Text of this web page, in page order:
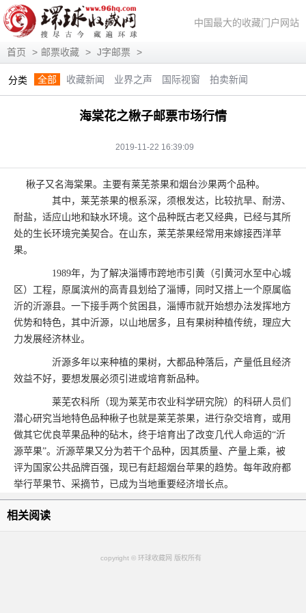
中国最大的收藏门户网站
首页 > 邮票收藏 > J字邮票 >
分类 全部 收藏新闻 业界之声 国际视窗
拍卖新闻
展会信息
艺术投资 人物访谈 评论观察
视频访谈
艺术评论 快讯 滚动 动态
海棠花之楸子邮票市场行情
2019-11-22 16:39:09
楸子又名海棠果。主要有莱芜茶果和烟台沙果两个品种。
其中，莱芜茶果的根系深，须根发达，比较抗旱、耐涝、
耐盐，适应山地和缺水环境。这个品种既古老又经典，已经与其所
处的生长环境完美契合。在山东，莱芜茶果经常用来嫁接西洋苹
果。
1989年，为了解决淄博市跨地市引黄（引黄河水至中心城
区）工程，原属滨州的高青县划给了淄博，同时又搭上一个原属临
沂的沂源县。一下接手两个贫困县，淄博市就开始想办法发挥地方
优势和特色，其中沂源，以山地居多，且有果树种植传统，理应大
力发展经济林业。
沂源多年以来种植的果树，大都品种落后，产量低且经济
效益不好，要想发展必须引进或培育新品种。
莱芜农科所（现为莱芜市农业科学研究院）的科研人员们
潜心研究当地特色品种楸子也就是莱芜茶果，进行杂交培育，或用
做其它优良苹果品种的砧木，终于培育出了改变几代人命运的“沂
源苹果”。沂源苹果又分为若干个品种，因其质量、产量上乘，被
评为国家公共品牌百强，现已有赶超烟台苹果的趋势。每年政府都
举行苹果节、采摘节，已成为当地重要经济增长点。
相关阅读
copyright © 环球收藏网 版权所有